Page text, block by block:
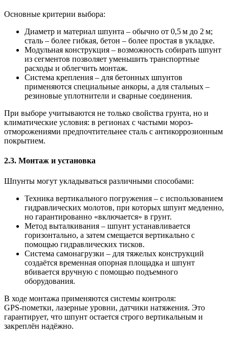
Основные критерии выбора:
Диаметр и материал шпунта – обычно от 0,5 м до 2 м;
сталь – более гибкая, бетон – более простая в укладке.
Модульная конструкция – возможность собирать шпунт
из сегментов позволяет уменьшить транспортные
расходы и облегчить монтаж.
Система крепления – для бетонных шпунтов
применяются специальные анкоры, а для стальных –
резиновые уплотнители и сварные соединения.
При выборе учитываются не только свойства грунта, но и
климатические условия: в регионах с частыми мороз-
отморожениями предпочтительнее сталь с антикоррозионным
покрытием.
2.3. Монтаж и установка
Шпунты могут укладываться различными способами:
Техника вертикального погружения – с использованием
гидравлических молотов, при которых шпунт медленно,
но гарантированно «включается» в грунт.
Метод выталкивания – шпунт устанавливается
горизонтально, а затем смещается вертикально с
помощью гидравлических тисков.
Система самонагрузки – для тяжелых конструкций
создаётся временная опорная площадка и шпунт
вбивается вручную с помощью подъемного
оборудования.
В ходе монтажа применяются системы контроля:
GPS‑пометки, лазерные уровни, датчики натяжения. Это
гарантирует, что шпунт остается строго вертикальным и
закреплён надёжно.